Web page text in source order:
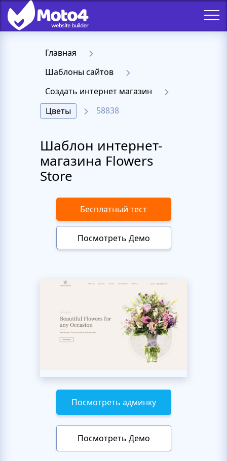
Главная
Шаблоны сайтов
Создать интернет магазин
Цветы
58838
Шаблон интернет-
магазина Flowers
Store
Бесплатный тест
Посмотреть Демо
Посмотреть админку
Посмотреть Демо